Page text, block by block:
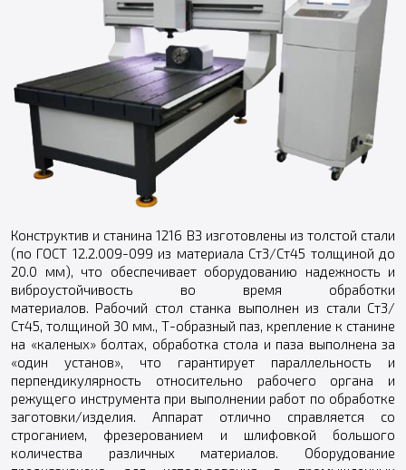
Конструктив и станина 1216 ВЗ изготовлены из толстой стали
(по ГОСТ 12.2.009-099 из материала Ст3/Ст45 толщиной до
20.0 мм), что обеспечивает оборудованию надежность и
виброустойчивость во время обработки
материалов. Рабочий стол станка выполнен из стали Ст3/
Ст45, толщиной 30 мм., Т-образный паз, крепление к станине
на «каленых» болтах, обработка стола и паза выполнена за
«один установ», что гарантирует параллельность и
перпендикулярность относительно рабочего органа и
режущего инструмента при выполнении работ по обработке
заготовки/изделия. Аппарат отлично справляется со
строганием, фрезерованием и шлифовкой большого
количества различных материалов. Оборудование